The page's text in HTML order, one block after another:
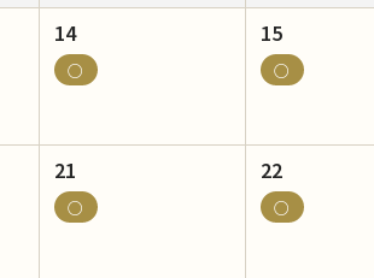
14
○
15
○
21
○
22
○